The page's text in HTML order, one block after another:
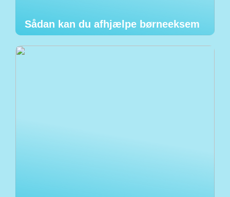
Sådan kan du afhjælpe børneeksem